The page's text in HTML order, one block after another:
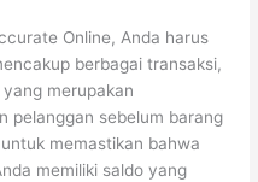
Online, Anda harus
berbagai transaksi,
merupakan
pelanggan sebelum barang
memastikan bahwa
memiliki saldo yang